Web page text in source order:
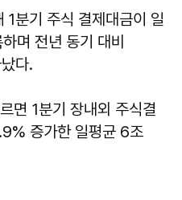
1분기 주식 결제대금이 일
며 전년 동기 대비
다.
면 1분기 장내외 주식결
증가한 일평균 6조